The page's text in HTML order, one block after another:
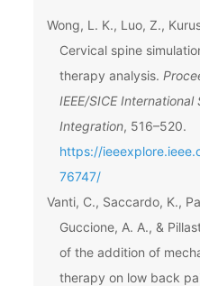
Wong, L. K., Luo, Z.,
Cervical spine
therapy analysis.
IEEE/SICE
Integration, 516–520.
https://
76747/
Vanti, C., Saccardo, K.,
Guccione, A. A., &
of the addition of
therapy on low back